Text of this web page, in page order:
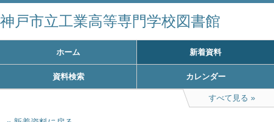
神戸市立工業高等専門学校図書館
ホーム 新着資料
資料検索 カレンダー
すべて見る